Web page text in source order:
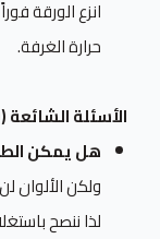
انزع الورقة
حرارة الغرفة.
الأسئلة الشائعة (FAQ)
هل يمكن
ولكن الألوان
لذا ننصح